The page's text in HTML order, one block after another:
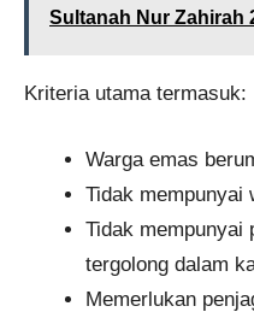
Sultanah Nur Zahirah
Kriteria utama termasuk:
Warga emas
Tidak mempunyai
Tidak mempunyai
tergolong dalam
Memerlukan